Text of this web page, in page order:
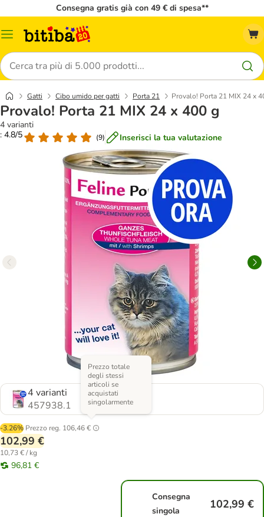
Consegna gratis già con 49 € di spesa**
Overview
Cerca
Gatti Cibo umido per gatti Porta 21 Provalo! Porta 21 MIX 24 x
Provalo! Porta 21 MIX 24 x 400 g
4 varianti
: 4.8/5
(9) Inserisci la tua valutazione
4 varianti
457938.1
-3.26% Prezzo reg. 106,46 €
Prezzo totale
degli stessi
articoli se
acquistati
singolarmente
102,99 €
10,73 € / kg
96,81 €
Consegna
singola
102,99 €